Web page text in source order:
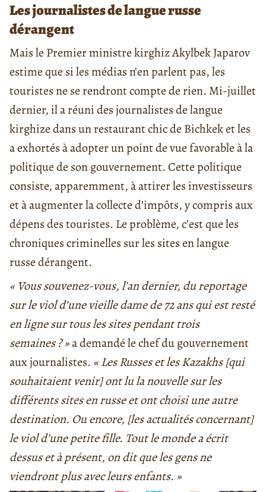
Les journalistes de langue russe
dérangent
Mais le Premier ministre kirghiz Akylbek Japarov
estime que si les médias n’en parlent pas, les
touristes ne se rendront compte de rien. Mi-juillet
dernier, il a réuni des journalistes de langue
kirghize dans un restaurant chic de Bichkek et les
a exhortés à adopter un point de vue favorable à la
politique de son gouvernement. Cette politique
consiste, apparemment, à attirer les investisseurs
et à augmenter la collecte d’impôts, y compris aux
dépens des touristes. Le problème, c’est que les
chroniques criminelles sur les sites en langue
russe dérangent.
« Vous souvenez-vous, l’an dernier, du reportage
sur le viol d’une vieille dame de 72 ans qui est resté
en ligne sur tous les sites pendant trois
semaines ? »a demandé le chef du gouvernement
aux journalistes. « Les Russes et les Kazakhs [qui
souhaitaient venir] ont lu la nouvelle sur les
différents sites en russe et ont choisi une autre
destination. Ou encore, [les actualités concernant]
le viol d’une petite fille. Tout le monde a écrit
dessus et à présent, on dit que les gens ne
viendront plus avec leurs enfants. »